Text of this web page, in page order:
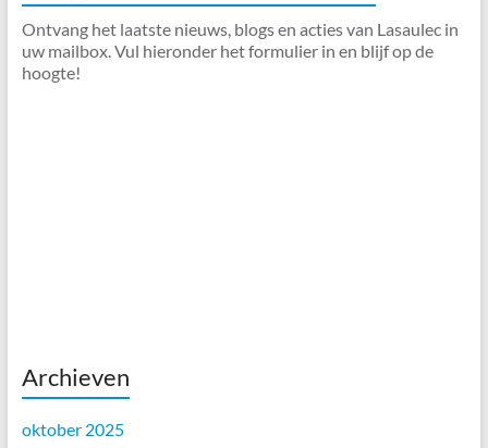
Ontvang het laatste nieuws, blogs en acties van Lasaulec in
uw mailbox. Vul hieronder het formulier in en blijf op de
hoogte!
Archieven
oktober 2025